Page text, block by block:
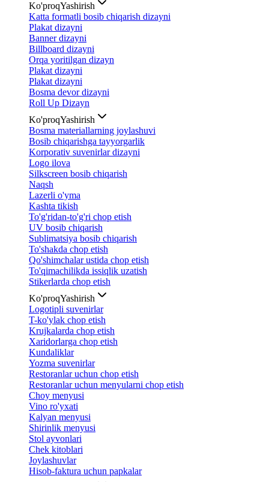
Ko'proqYashirish
Katta formatli bosib chiqarish dizayni
Plakat dizayni
Banner dizayni
Billboard dizayni
Orqa yoritilgan dizayn
Plakat dizayni
Plakat dizayni
Bosma devor dizayni
Roll Up Dizayn
Ko'proqYashirish
Bosma materiallarning joylashuvi
Bosib chiqarishga tayyorgarlik
Korporativ suvenirlar dizayni
Logo ilova
Silkscreen bosib chiqarish
Naqsh
Lazerli o'yma
Kashta tikish
To'g'ridan-to'g'ri chop etish
UV bosib chiqarish
Sublimatsiya bosib chiqarish
To'shakda chop etish
Qo'shimchalar ustida chop etish
To'qimachilikda issiqlik uzatish
Stikerlarda chop etish
Ko'proqYashirish
Logotipli suvenirlar
T-ko'ylak chop etish
Krujkalarda chop etish
Xaridorlarga chop etish
Kundaliklar
Yozma suvenirlar
Restoranlar uchun chop etish
Restoranlar uchun menyularni chop etish
Choy menyusi
Vino ro'yxati
Kalyan menyusi
Shirinlik menyusi
Stol ayvonlari
Chek kitoblari
Joylashuvlar
Hisob-faktura uchun papkalar